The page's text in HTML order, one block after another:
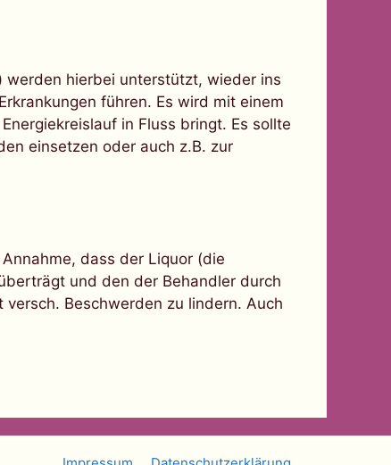
werden hierbei unterstützt, wieder ins
führen. Es wird mit einem
in Fluss bringt. Es sollte
einsetzen oder auch z.B. zur
dass der Liquor (die
und den der Behandler durch
versch. Beschwerden zu lindern. Auch